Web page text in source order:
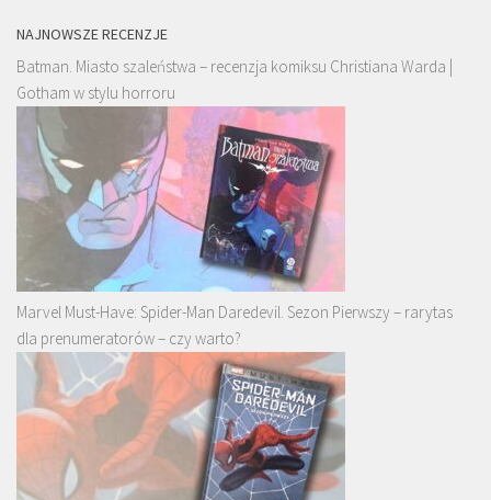
NAJNOWSZE RECENZJE
Batman. Miasto szaleństwa – recenzja komiksu Christiana Warda |
Gotham w stylu horroru
Marvel Must-Have: Spider-Man Daredevil. Sezon Pierwszy – rarytas
dla prenumeratorów – czy warto?